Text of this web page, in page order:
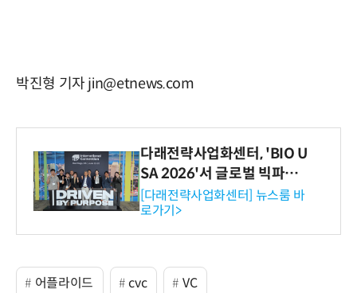
박진형 기자 jin@etnews.com
다래전략사업화센터, 'BIO U
SA 2026'서 글로벌 빅파마
와의 비즈니스 미팅 지원…K
-바이오 해외 진출 교두보 확
보
[다래전략사업화센터] 뉴스룸 바
로가기>
어플라이드 cvc VC